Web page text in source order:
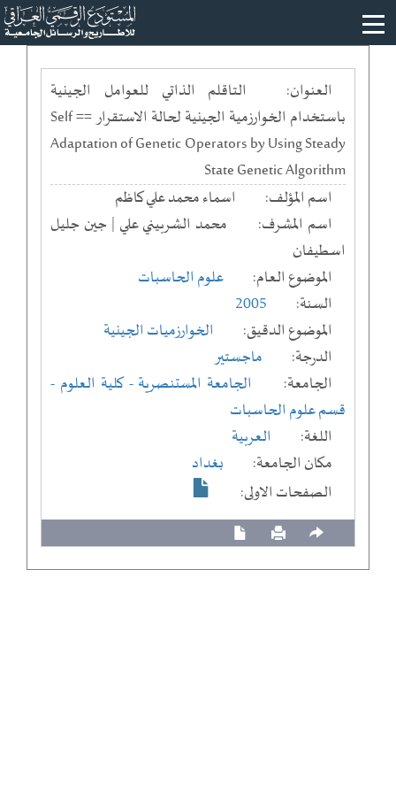
العنوان:
التاقلم الذاتي للعوامل الجينية
باستخدام الخوارزمية الجينية لحالة الاستقرار == Self
Adaptation of Genetic Operators by Using Steady
State Genetic Algorithm
اسم المؤلف:
اسماء محمد علي كاظم
اسم المشرف:
محمد الشربيني علي | جين جليل
اسطيفان
الموضوع العام:
علوم الحاسبات
السنة:
2005
الموضوع الدقيق:
الخوارزميات الجينية
الدرجة:
ماجستير
الجامعة:
الجامعة المستنصرية - كلية العلوم -
قسم علوم الحاسبات
اللغة:
العربية
مكان الجامعة:
بغداد
الصفحات الاولى: